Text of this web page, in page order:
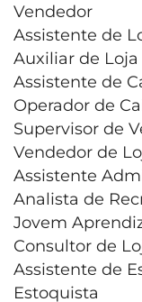
Vendedor
Assistente de
Auxiliar de Loja
Assistente de
Operador de
Supervisor de
Vendedor de
Assistente
Analista de
Jovem
Consultor de
Assistente de
Estoquista